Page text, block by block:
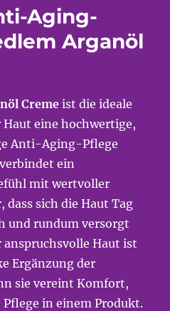
Aging-
Arganöl
Creme ist die ideale
eine hochwertige,
Anti-Aging-Pflege
ein
mit wertvoller
dass sich die Haut Tag
und rundum versorgt
Haut ist
Ergänzung der
sie vereint Komfort,
in einem Produkt.